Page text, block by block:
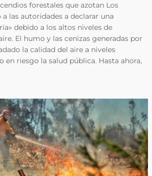
forestales que azotan Los
las autoridades a declarar una
debido a los altos niveles de
El humo y las cenizas generadas por
la calidad del aire a niveles
en riesgo la salud pública. Hasta ahora,